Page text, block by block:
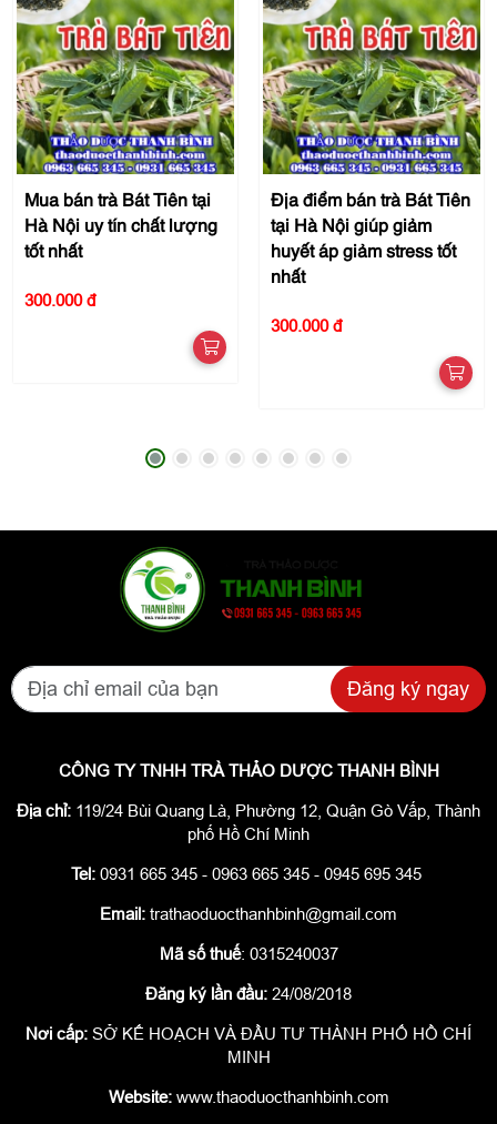
Mua bán trà Bát Tiên tại
Hà Nội uy tín chất lượng
tốt nhất
300.000 đ
Địa điểm bán trà Bát Tiên
tại Hà Nội giúp giảm
huyết áp giảm stress tốt
nhất
300.000 đ
Đăng ký ngay
CÔNG TY TNHH TRÀ THẢO DƯỢC THANH BÌNH
Địa chỉ: 119/24 Bùi Quang Là, Phường 12, Quận Gò Vấp, Thành
phố Hồ Chí Minh
Tel: 0931 665 345 - 0963 665 345 - 0945 695 345
Email: trathaoduocthanhbinh@gmail.com
Mã số thuế: 0315240037
Đăng ký lần đầu: 24/08/2018
Nơi cấp: SỞ KẾ HOẠCH VÀ ĐẦU TƯ THÀNH PHỐ HỒ CHÍ
MINH
Website:www.thaoduocthanhbinh.com